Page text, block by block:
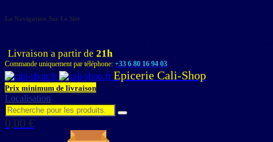
La Navigation Sur Le Site
Livraison a partir de 21h
Commande uniquement par téléphone: +33 6 80 16 94 03
Epicerie Cali-Shop
Prix minimum de livraison
Localisation
0,00 €